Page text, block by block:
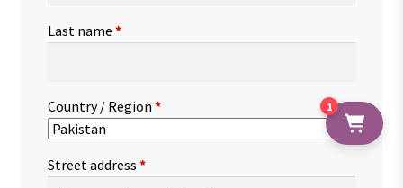
Last name *
Country / Region *
Street address *
1